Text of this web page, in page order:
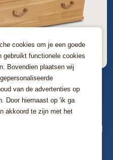
cookies om je een goede
gebruikt functionele cookies
Bovendien plaatsen wij
van de advertenties op
Door hiernaast op 'ik ga
akkoord te zijn met het
met
standaard uitgevoerd